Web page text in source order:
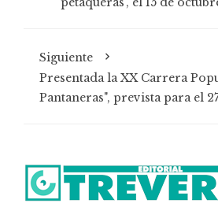
Siguiente
Presentada la XX Carrera
Pantaneras", prevista para el